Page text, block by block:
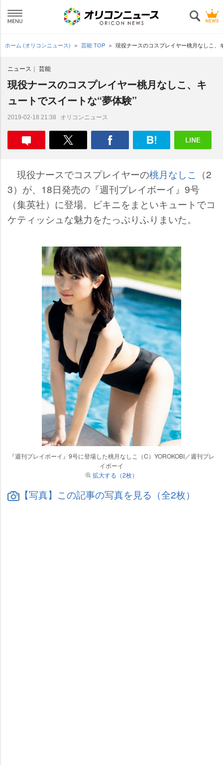
ホーム (オリコンニュース) 芸能 TOP 現役ナースのコスプレイヤー桃月なしこ、
ニュース 芸能
現役ナースのコスプレイヤー桃月なしこ、キ
ュートでスイートな“夢体験”
2019-02-18 21:38 オリコンニュース
現役ナースでコスプレイヤーの桃月なしこ
（2
3）が、18日発売の『週刊プレイボーイ』9号
（集英社）に登場。ビキニをまといキュートでコ
ケティッシュな魅力をたっぷりふりまいた。
『週刊プレイボーイ』9号に登場した桃月なしこ（C）YOROKOBI／週刊プレ
イボーイ
拡大する（2枚）
【写真】この記事の写真を見る（全2枚）